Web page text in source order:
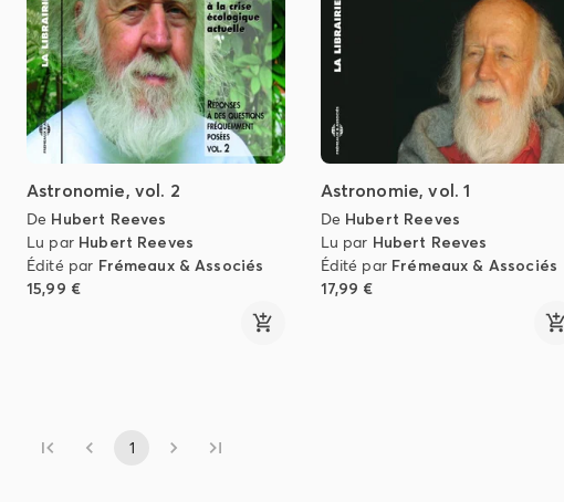
Astronomie, vol. 2
De Hubert Reeves
Lu par Hubert Reeves
Édité par Frémeaux & Associés
15,99 €
Astronomie, vol. 1
De Hubert Reeves
Lu par Hubert Reeves
Édité par Frémeaux & Associés
17,99 €
1